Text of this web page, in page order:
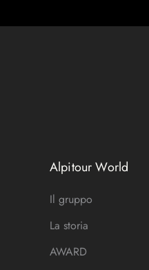
Alpitour World
Il gruppo
La storia
AWARD